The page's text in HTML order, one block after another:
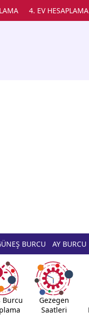
4. EV HESAPLAMA
BURCU AY BURCU
Burcu
Gezegen
Saatleri